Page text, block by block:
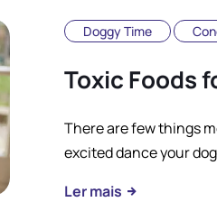
Doggy Time
Toxic Foods
There are few things
excited dance your
Ler mais